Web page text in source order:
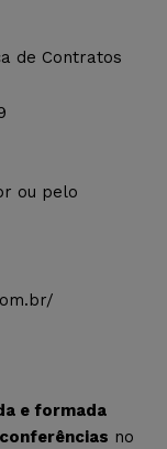
de Contratos
ou pelo
e formada
no